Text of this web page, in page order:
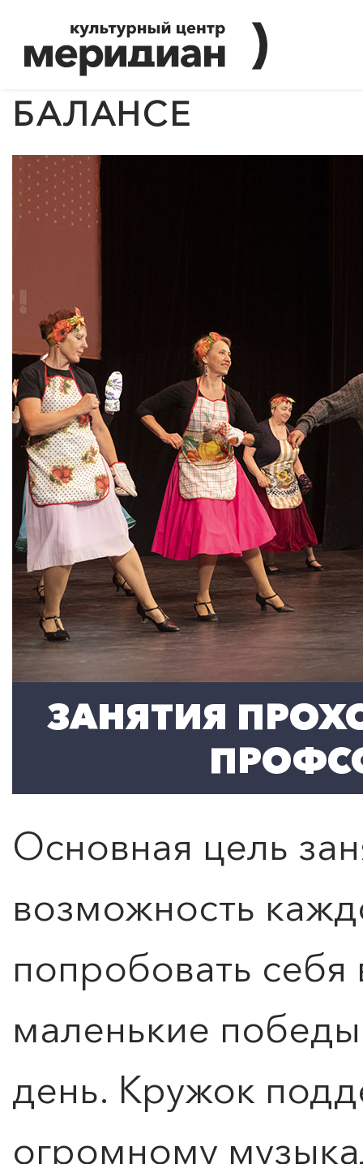
БАЛАНСЕ
ЗАНЯТИЯ
Основная цель
возможность
попробовать себя
маленькие
день. Кружок
огромному